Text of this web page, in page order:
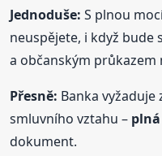
Jednoduše: S plnou
neuspějete, i když bude
a občanským průkazem
Přesně: Banka
smluvního vztahu – plná
dokument.